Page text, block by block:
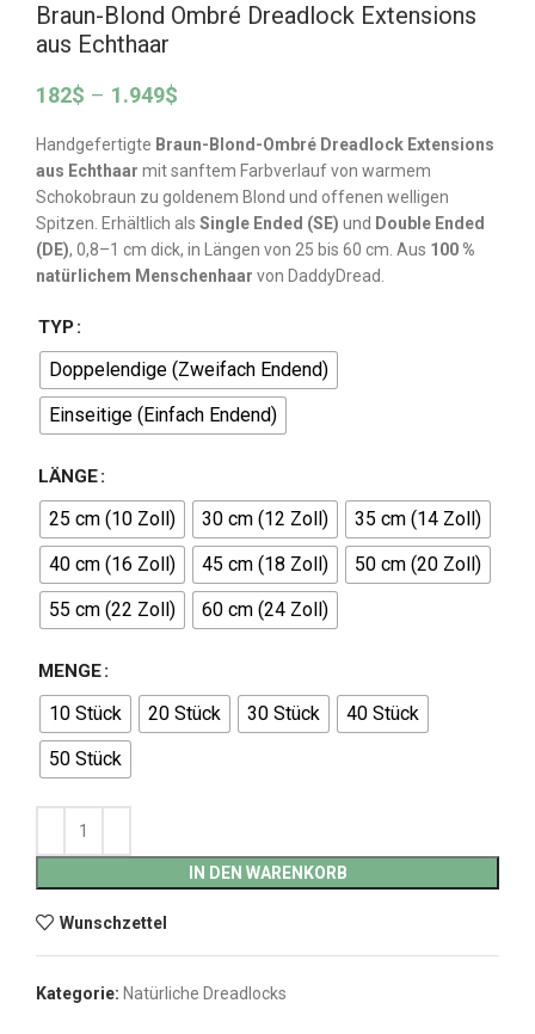
Braun-Blond Ombré Dreadlock Extensions
aus Echthaar
182$ – 1.949$
Handgefertigte Braun-Blond-Ombré Dreadlock Extensions
aus Echthaar mit sanftem Farbverlauf von warmem
Schokobraun zu goldenem Blond und offenen welligen
Spitzen. Erhältlich als Single Ended (SE) und Double Ended
(DE), 0,8–1 cm dick, in Längen von 25 bis 60 cm. Aus 100 %
natürlichem Menschenhaar von DaddyDread.
TYP
Doppelendige (Zweifach Endend)
Einseitige (Einfach Endend)
LÄNGE
25 cm (10 Zoll) 30 cm (12 Zoll)
35 cm (14 Zoll)
40 cm (16 Zoll)
45 cm (18 Zoll)
50 cm (20 Zoll)
55 cm (22 Zoll)
60 cm (24 Zoll)
MENGE
10 Stück 20 Stück 30 Stück
40 Stück
50 Stück
IN DEN WARENKORB
Wunschzettel
Kategorie: Natürliche Dreadlocks